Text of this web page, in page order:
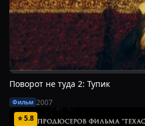
Поворот не туда 2: Тупик
Фильм 2007
⭐5.8